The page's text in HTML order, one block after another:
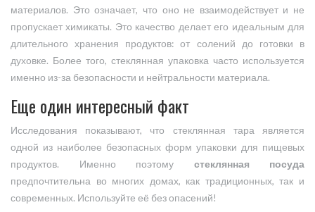
материалов. Это означает, что оно не взаимодействует и не
пропускает химикаты. Это качество делает его идеальным для
длительного хранения продуктов: от солений до готовки в
духовке. Более того, стеклянная упаковка часто используется
именно из-за безопасности и нейтральности материала.
Еще один интересный факт
Исследования показывают, что стеклянная тара является
одной из наиболее безопасных форм упаковки для пищевых
продуктов. Именно поэтому стеклянная посуда
предпочтительна во многих домах, как традиционных, так и
современных. Используйте её без опасений!